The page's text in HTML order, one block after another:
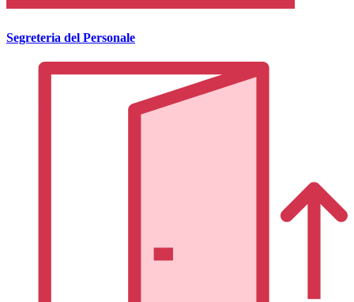
Segreteria del Personale